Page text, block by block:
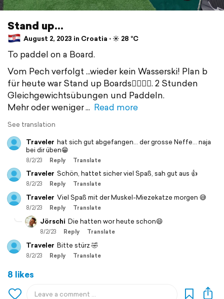
Stand up...
August 2, 2023 in Croatia ⋅ ☀️ 28 °C
To paddel on a Board.
Vom Pech verfolgt ...wieder kein Wasserski! Plan b
für heute war Stand up Boards🏄‍♂️🚣‍♀️. 2 Stunden
Gleichgewichtsübungen und Paddeln.
Mehr oder weniger
Read more
See translation
Traveler hat sich gut abgefangen... der grosse Neffe... naja
bei dir üben😁
8/2/23 Reply Translate
Traveler Schön, hattet sicher viel Spaß, sah gut aus 👍
8/2/23 Reply Translate
Traveler Viel Spaß mit der Muskel-Miezekatze morgen 😅
8/2/23 Reply Translate
Jörschi Die hatten wor heute schon😄
8/2/23 Reply Translate
Traveler Bitte stürz 🤣
8/2/23 Reply Translate
8 likes